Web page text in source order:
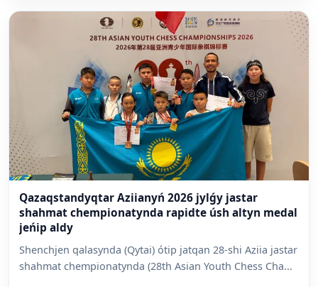
Qazaqstandyqtar Aziianyń 2026 jylǵy jastar
shahmat chempionatynda rapidte úsh altyn medal
jeńip aldy
Shenchjen qalasynda (Qytai) ótip jatqan 28-shi Aziia jastar
shahmat chempionatynda (28th Asian Youth Chess Cha...